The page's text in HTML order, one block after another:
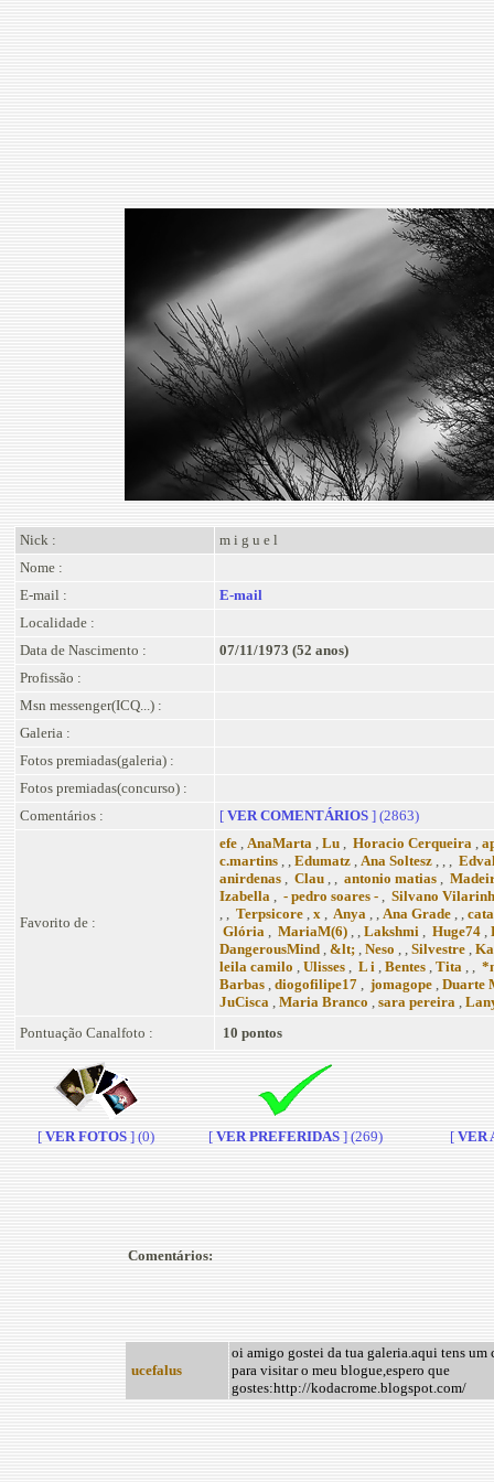
Nick :
m i g u e l
Nome :
E-mail :
E-mail
Localidade :
Data de Nascimento :
07/11/1973 (52 anos)
Profissão :
Msn messenger(ICQ...) :
Galeria :
Fotos premiadas(galeria) :
Fotos premiadas(concurso) :
Comentários :
[ VER COMENTÁRIOS ] (2863)
Favorito de :
efe , AnaMarta , Lu , Horacio Cerqueira ,
c.martins , , Edumatz , Ana Soltesz , , ,
anirdenas , Clau , , antonio matias ,
Izabella , - pedro soares - , Silvano
, , Terpsicore , x , Anya , , Ana Grade , ,
Glória , MariaM(6) , , Lakshmi , Huge74 ,
DangerousMind , &lt; , Neso , , Silvestre ,
leila camilo , Ulisses , L i , Bentes , Tita , ,
Barbas , diogofilipe17 , jomagope , Duarte
JuCisca , Maria Branco , sara pereira ,
Pontuação Canalfoto :
10 pontos
[ VER FOTOS ] (0) [ VER PREFERIDAS ] (269) [ VER
Comentários:
ucefalus
oi amigo gostei da tua galeria.aqui tens um
para visitar o meu blogue,espero que
gostes:http://kodacrome.blogspot.com/